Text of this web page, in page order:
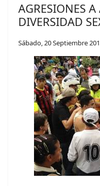
AGRESIONES
DIVERSIDAD
Sábado, 20 Septiembre